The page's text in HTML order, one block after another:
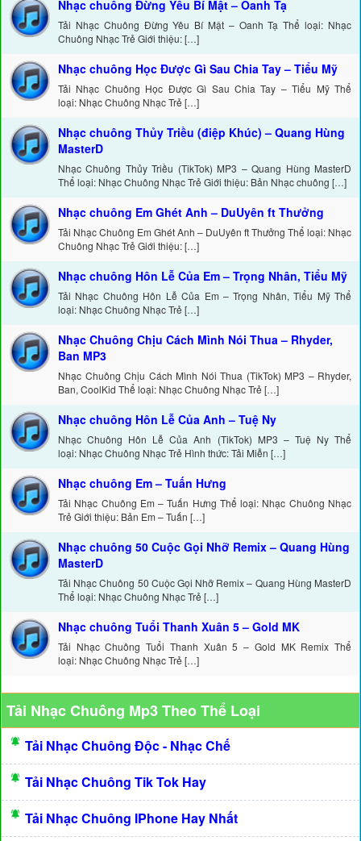
Nhạc chuông Đừng Yêu Bí Mật – Oanh Tạ
Tải Nhạc Chuông Đừng Yêu Bí Mật – Oanh Tạ Thể loại: Nhạc
Chuông Nhạc Trẻ Giới thiệu: […]
Nhạc chuông Học Được Gì Sau Chia Tay – Tiểu Mỹ
Tải Nhạc Chuông Học Được Gì Sau Chia Tay – Tiểu Mỹ Thể
loại: Nhạc Chuông Nhạc Trẻ […]
Nhạc chuông Thủy Triều (điệp Khúc) – Quang Hùng
MasterD
Nhạc Chuông Thủy Triều (TikTok) MP3 – Quang Hùng MasterD
Thể loại: Nhạc Chuông Nhạc Trẻ Giới thiệu: Bản Nhạc chuông […]
Nhạc chuông Em Ghét Anh – DuUyên ft Thưởng
Tải Nhạc Chuông Em Ghét Anh – DuUyên ft Thưởng Thể loại: Nhạc
Chuông Nhạc Trẻ Giới thiệu: […]
Nhạc chuông Hôn Lễ Của Em – Trọng Nhân, Tiểu Mỹ
Tải Nhạc Chuông Hôn Lễ Của Em – Trọng Nhân, Tiểu Mỹ Thể
loại: Nhạc Chuông Nhạc Trẻ […]
Nhạc Chuông Chịu Cách Mình Nói Thua – Rhyder,
Ban MP3
Nhạc Chuông Chịu Cách Mình Nói Thua (TikTok) MP3 – Rhyder,
Ban, CoolKid Thể loại: Nhạc Chuông Nhạc Trẻ […]
Nhạc chuông Hôn Lễ Của Anh – Tuệ Ny
Nhạc Chuông Hôn Lễ Của Anh (TikTok) MP3 – Tuệ Ny Thể
loại: Nhạc Chuông Nhạc Trẻ Hình thức: Tải Miễn […]
Nhạc chuông Em – Tuấn Hưng
Tải Nhạc Chuông Em – Tuấn Hưng Thể loại: Nhạc Chuông Nhạc
Trẻ Giới thiệu: Bản Em – Tuấn […]
Nhạc chuông 50 Cuộc Gọi Nhỡ Remix – Quang Hùng
MasterD
Tải Nhạc Chuông 50 Cuộc Gọi Nhỡ Remix – Quang Hùng MasterD
Thể loại: Nhạc Chuông Nhạc Trẻ […]
Nhạc chuông Tuổi Thanh Xuân 5 – Gold MK
Tải Nhạc Chuông Tuổi Thanh Xuân 5 – Gold MK Remix Thể
loại: Nhạc Chuông Nhạc Trẻ […]
Tải Nhạc Chuông Mp3 Theo Thể Loại
Tải Nhạc Chuông Độc - Nhạc Chế
Tải Nhạc Chuông Tik Tok Hay
Tải Nhạc Chuông IPhone Hay Nhất